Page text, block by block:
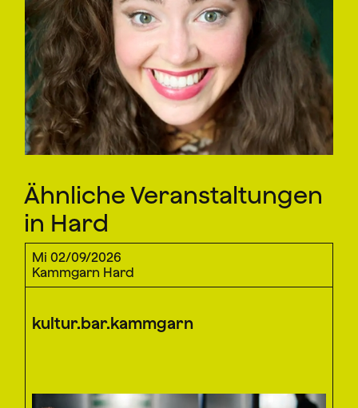
Ähnliche Veranstaltungen
in Hard
Mi 02/09/2026
Kammgarn Hard
kultur.bar.kammgarn